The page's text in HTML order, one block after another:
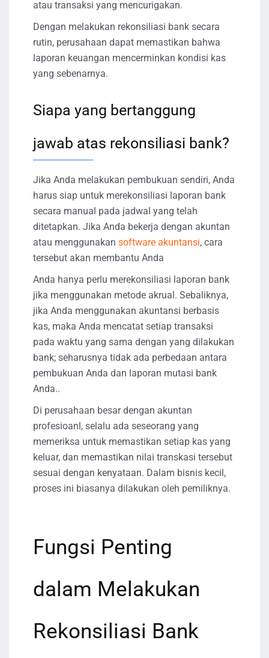
atau transaksi yang mencurigakan.
Dengan melakukan rekonsiliasi bank secara
rutin, perusahaan dapat memastikan bahwa
laporan keuangan mencerminkan kondisi kas
yang sebenarnya.
Siapa yang bertanggung
jawab atas rekonsiliasi bank?
Jika Anda melakukan pembukuan sendiri, Anda
harus siap untuk merekonsiliasi laporan bank
secara manual pada jadwal yang telah
ditetapkan. Jika Anda bekerja dengan akuntan
atau menggunakan software akuntansi, cara
tersebut akan membantu Anda
Anda hanya perlu merekonsiliasi laporan bank
jika menggunakan metode akrual. Sebaliknya,
jika Anda menggunakan akuntansi berbasis
kas, maka Anda mencatat setiap transaksi
pada waktu yang sama dengan yang dilakukan
bank; seharusnya tidak ada perbedaan antara
pembukuan Anda dan laporan mutasi bank
Anda..
Di perusahaan besar dengan akuntan
profesioanl, selalu ada seseorang yang
memeriksa untuk memastikan setiap kas yang
keluar, dan memastikan nilai transkasi tersebut
sesuai dengan kenyataan. Dalam bisnis kecil,
proses ini biasanya dilakukan oleh pemiliknya.
Fungsi Penting
dalam Melakukan
Rekonsiliasi Bank